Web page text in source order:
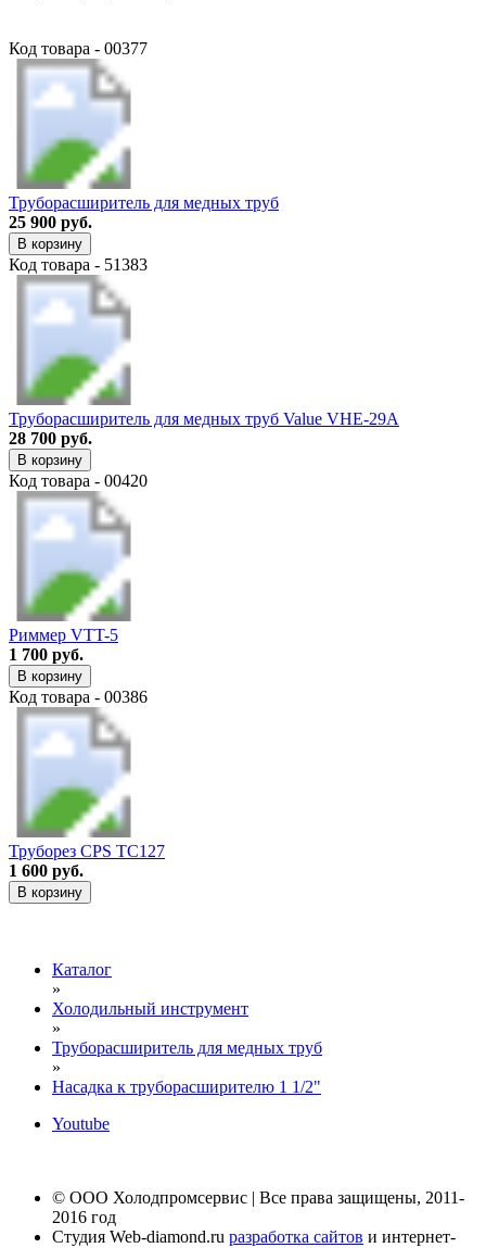
Код товара - 00377
Труборасширитель для медных труб
25 900 руб.
В корзину
Код товара - 51383
Труборасширитель для медных труб Value VHE-29A
28 700 руб.
В корзину
Код товара - 00420
Риммер VTT-5
1 700 руб.
В корзину
Код товара - 00386
Труборез CPS TC127
1 600 руб.
В корзину
Каталог
»
Холодильный инструмент
»
Труборасширитель для медных труб
»
Насадка к труборасширителю 1 1/2"
Youtube
© ООО Холодпромсервис | Все права защищены, 2011-
2016 год
Студия Web-diamond.ru разработка сайтов и интернет-